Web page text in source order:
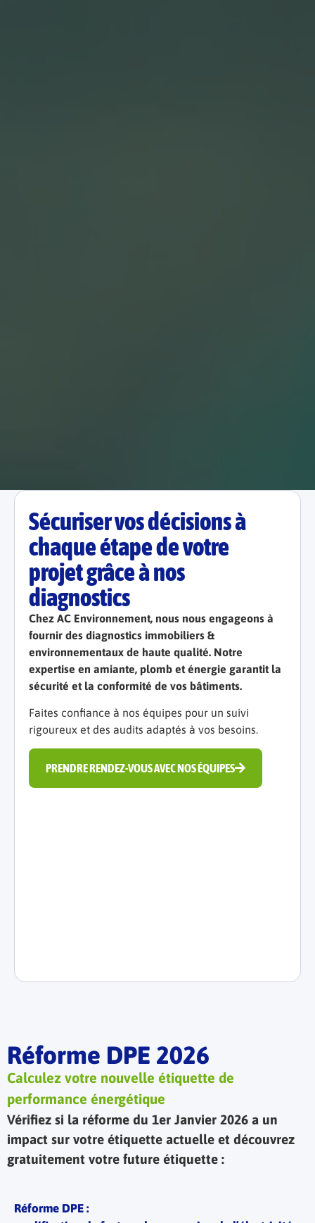
Sécuriser vos décisions à
chaque étape de votre
projet grâce à nos
diagnostics
Chez AC Environnement, nous nous engageons à
fournir des diagnostics immobiliers &
environnementaux de haute qualité. Notre
expertise en amiante, plomb et énergie garantit la
sécurité et la conformité de vos bâtiments.
Faites confiance à nos équipes pour un suivi
rigoureux et des audits adaptés à vos besoins.
PRENDRE RENDEZ-VOUS AVEC NOS ÉQUIPES
Réforme DPE 2026
Calculez votre nouvelle étiquette de
performance énergétique
Vérifiez si la réforme du 1er Janvier 2026 a un
impact sur votre étiquette actuelle et découvrez
gratuitement votre future étiquette :
Réforme DPE :